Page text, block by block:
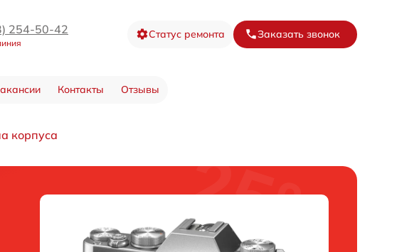
254-50-42 Статус ремонта Заказать звонок
Контакты Отзывы
корпуса